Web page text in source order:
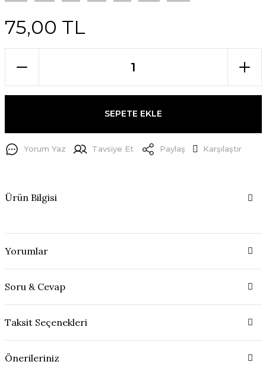
75,00 TL
SEPETE EKLE
Yorum Yaz Tavsiye Et Paylaş Karşılaştır
Ürün Bilgisi
Yorumlar
Soru & Cevap
Taksit Seçenekleri
Önerileriniz